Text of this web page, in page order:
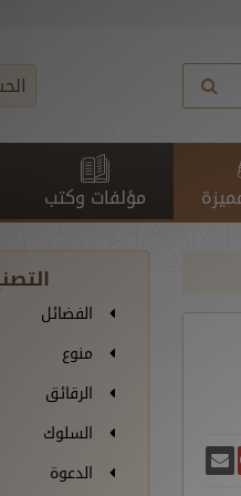
مؤلفات وكتب
شارك على غوغل بلس
الفضائل
منوع
الرقائق
السلوك
الدعوة